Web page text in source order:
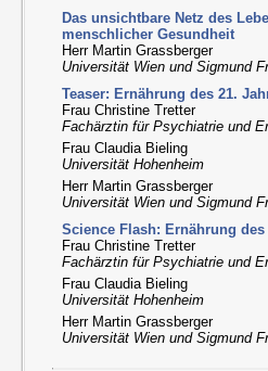
Das unsichtbare Netz des
menschlicher Gesundheit
Herr Martin Grassberger
Universität Wien und Sigmund
Teaser: Ernährung des 21.
Frau Christine Tretter
Fachärztin für Psychiatrie und
Frau Claudia Bieling
Universität Hohenheim
Herr Martin Grassberger
Universität Wien und Sigmund
Science Flash: Ernährung
Frau Christine Tretter
Fachärztin für Psychiatrie und
Frau Claudia Bieling
Universität Hohenheim
Herr Martin Grassberger
Universität Wien und Sigmund